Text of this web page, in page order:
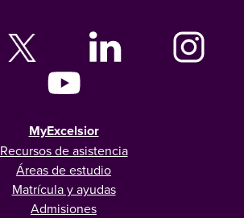
MyExcelsior
Recursos de asistencia
Áreas de estudio
Matrícula y ayudas
Admisiones